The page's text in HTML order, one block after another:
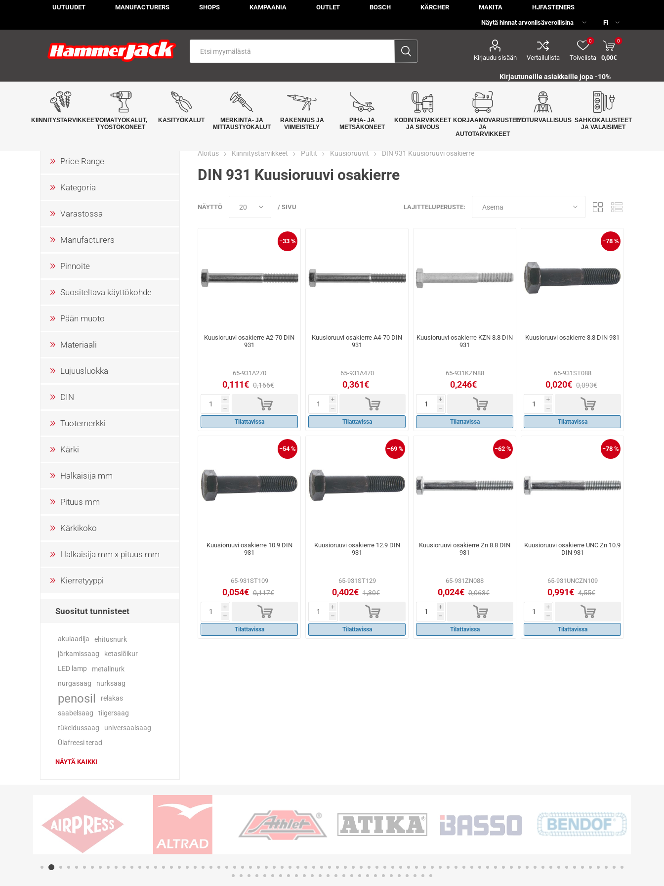
UUTUUDET MANUFACTURERS SHOPS KAMPAANIA OUTLET BOSCH KÄRCHER MAKITA HJFASTENERS
Kirjaudu sisään Vertailulista Toivelista
0 0
0,00€
Kirjautuneille asiakkaille jopa -10%
KIINNITYSTARVIKKEETVOIMATYÖKALUT,
TYÖSTÖKONEET
KÄSITYÖKALUT
MERKINTÄ- JA
MITTAUSTYÖKALUT
RAKENNUS JA
VIIMEISTELY
PIHA- JA
METSÄKONEET
KODINTARVIKKEET
JA SIIVOUS
KORJAAMOVARUSTEET
JA
AUTOTARVIKKEET
TYÖTURVALLISUUS SÄHKÖKALUSTEET
JA VALAISIMET
Aloitus Kiinnitystarvikkeet Pultit Kuusioruuvit DIN 931 Kuusioruuvi osakierre
DIN 931 Kuusioruuvi osakierre
LAJITTELUPERUSTE:
NÄYTTÖ / SIVU
−33 %
Kuusioruuvi osakierre A2-70 DIN
931
65-931A270
0,111€ 0,166€
i
h d
Tilattavissa
Kuusioruuvi osakierre A4-70 DIN
931
65-931A470
0,361€
i
h d
Tilattavissa
Kuusioruuvi osakierre KZN 8.8 DIN
931
65-931KZN88
0,246€
i
h d
Tilattavissa
−78 %
Kuusioruuvi osakierre 8.8 DIN 931
65-931ST088
0,020€ 0,093€
i
h d
Tilattavissa
−54 %
Kuusioruuvi osakierre 10.9 DIN
931
65-931ST109
0,054€ 0,117€
i
h d
Tilattavissa
−69 %
Kuusioruuvi osakierre 12.9 DIN
931
65-931ST129
0,402€ 1,30€
i
h d
Tilattavissa
−62 %
Kuusioruuvi osakierre Zn 8.8 DIN
931
65-931ZN088
0,024€ 0,063€
i
h d
Tilattavissa
−78 %
Kuusioruuvi osakierre UNC Zn 10.9
DIN 931
65-931UNCZN109
0,991€ 4,55€
i
h d
Tilattavissa
Price Range
Kategoria
Varastossa
Manufacturers
Pinnoite
Suositeltava käyttökohde
Pään muoto
Materiaali
Lujuusluokka
DIN
Tuotemerkki
Kärki
Halkaisija mm
Pituus mm
Kärkikoko
Halkaisija mm x pituus mm
Kierretyyppi
Suositut tunnisteet
akulaadija ehitusnurk
järkamissaag
ketaslõikur
LED lamp
metallnurk
nurgasaag nurksaag
penosil
relakas
saabelsaag
tiigersaag
tükeldussaag
universaalsaag
Ülafreesi terad
NÄYTÄ KAIKKI